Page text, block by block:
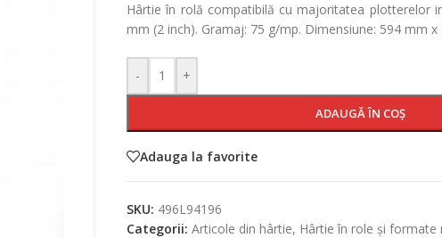
Hârtie în rolă compatibilă cu majoritatea plotterelor
mm (2 inch). Gramaj: 75 g/mp. Dimensiune: 594 mm x
- +
ADAUGĂ ÎN COȘ
Adauga la favorite
SKU: 496L94196
Categorii: Articole din hârtie, Hârtie în role și formate